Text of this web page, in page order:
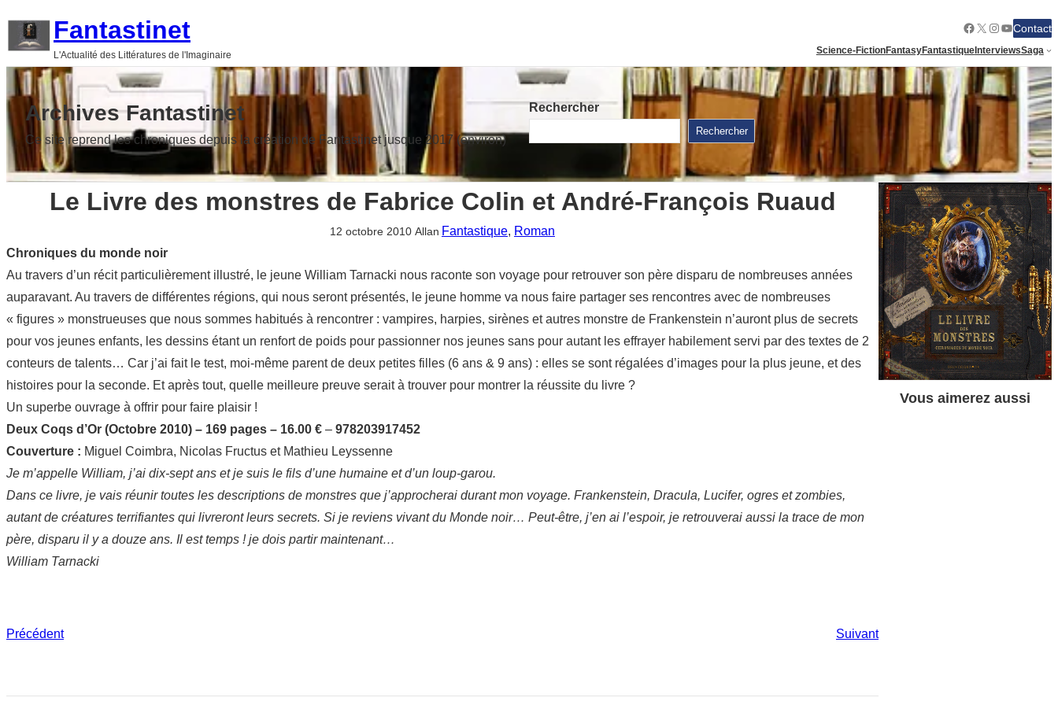
Fantastinet
L'Actualité des Littératures de l'Imaginaire
Facebook
X Instagram
YouTube
Contact
Science-FictionFantasyFantastiqueInterviewsSaga
Archives Fantastinet
Ce site reprend les chroniques depuis la création de Fantastinet jusque 2017 (environ)
Rechercher
Rechercher
Le Livre des monstres de Fabrice Colin et André-François Ruaud
12 octobre 2010 Allan Fantastique, Roman
Chroniques du monde noir
Au travers d’un récit particulièrement illustré, le jeune William Tarnacki nous raconte son voyage pour retrouver son père disparu de nombreuses années
auparavant. Au travers de différentes régions, qui nous seront présentés, le jeune homme va nous faire partager ses rencontres avec de nombreuses
« figures » monstrueuses que nous sommes habitués à rencontrer : vampires, harpies, sirènes et autres monstre de Frankenstein n’auront plus de secrets
pour vos jeunes enfants, les dessins étant un renfort de poids pour passionner nos jeunes sans pour autant les effrayer habilement servi par des textes de 2
conteurs de talents… Car j’ai fait le test, moi-même parent de deux petites filles (6 ans & 9 ans) : elles se sont régalées d’images pour la plus jeune, et des
histoires pour la seconde. Et après tout, quelle meilleure preuve serait à trouver pour montrer la réussite du livre ?
Un superbe ouvrage à offrir pour faire plaisir !
Deux Coqs d’Or (Octobre 2010) – 169 pages – 16.00 € – 978203917452
Couverture : Miguel Coimbra, Nicolas Fructus et Mathieu Leyssenne
Je m’appelle William, j’ai dix-sept ans et je suis le fils d’une humaine et d’un loup-garou.
Dans ce livre, je vais réunir toutes les descriptions de monstres que j’approcherai durant mon voyage. Frankenstein, Dracula, Lucifer, ogres et zombies,
autant de créatures terrifiantes qui livreront leurs secrets. Si je reviens vivant du Monde noir… Peut-être, j’en ai l’espoir, je retrouverai aussi la trace de mon
père, disparu il y a douze ans. Il est temps ! je dois partir maintenant…
William Tarnacki
Précédent Suivant
Vous aimerez aussi